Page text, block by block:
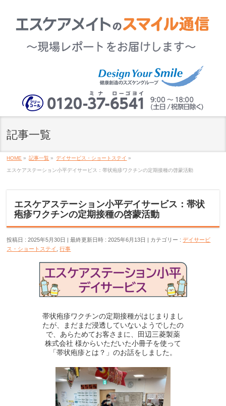
記事一覧
HOME » 記事一覧 » デイサービス・ショートステイ »
エスケアステーション小平デイサービス：帯状疱疹ワクチンの定期接種の啓蒙活動
エスケアステーション小平デイサービス：帯状
疱疹ワクチンの定期接種の啓蒙活動
投稿日 : 2025年5月30日 最終更新日時 : 2025年6月13日 カテゴリー :デイサービ
ス・ショートステイ
,行事
帯状疱疹ワクチンの定期接種がはじまりまし
たが、まだまだ浸透していないようでしたの
で、あらためてお客さまに、田辺三菱製薬
株式会社 様からいただいた小冊子を使って
「帯状疱疹とは？」のお話をしました。